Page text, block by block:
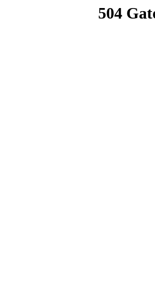
504